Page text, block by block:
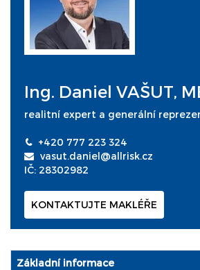
Ing. Daniel VAŠUT,
realitní expert a generální
+420 777 223 324
vasut.daniel@allrisk.cz
IČ: 28302982
KONTAKTUJTE MAKLÉŘE
Základní informace